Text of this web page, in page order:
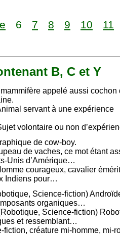
6 7 8 9 10 11
B, C et Y
appelé aussi cochon
servant à une expérience
volontaire ou non
de cow-boy.
de vaches, ce mot étant
Unis d’Amérique…
courageux, cavalier
Indiens pour…
Science-fiction)
organiques…
Science-fiction) Robot
et ressemblant…
fiction, créature mi-homme, mi-